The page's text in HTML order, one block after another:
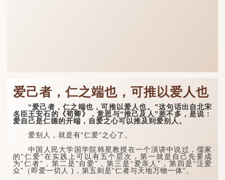
爱己者，仁之端也，可推以爱人也
“爱己者，仁之端也，可推以爱人也。”这句话出自北宋
名臣王安石的《荀卿》，意思与“推己及人”差不多，是说：
爱自己是仁德的开端，自爱之心可以推及到爱别人。
爱别人，就是有“仁爱”之心了。
中国人民大学国学院韩星教授在一个演讲中说过，儒家
的“仁爱”在实践上可以有五个层次，第一就是自己先要成
为“仁者”，第二是“自爱”，第三是“爱亲人”，第四是“泛爱
众”（即爱一切人 )，第五则是“仁者与天地万物一体”。